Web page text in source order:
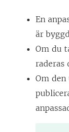
t
ö
p
p
n
a
s
i
En
är
Om du
raderas
Om